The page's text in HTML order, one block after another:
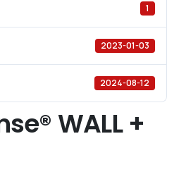
1
2023-01-03
2024-08-12
WALL +